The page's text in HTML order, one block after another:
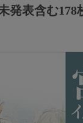
発表含む178